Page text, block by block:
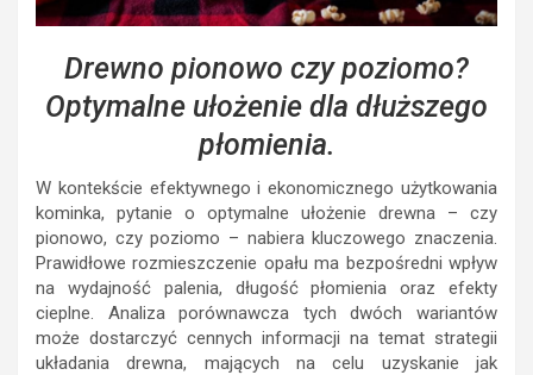
Drewno pionowo czy poziomo?
Optymalne ułożenie dla dłuższego
płomienia.
W kontekście efektywnego i ekonomicznego użytkowania
kominka, pytanie o optymalne ułożenie drewna – czy
pionowo, czy poziomo – nabiera kluczowego znaczenia.
Prawidłowe rozmieszczenie opału ma bezpośredni wpływ
na wydajność palenia, długość płomienia oraz efekty
cieplne. Analiza porównawcza tych dwóch wariantów
może dostarczyć cennych informacji na temat strategii
układania drewna, mających na celu uzyskanie jak